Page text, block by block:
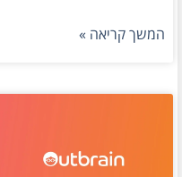
המשך קריאה »